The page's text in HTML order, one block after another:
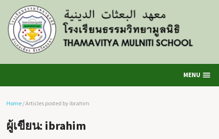
MENU
Home /Articles posted by ibrahim
ผู้เขียน: ibrahim